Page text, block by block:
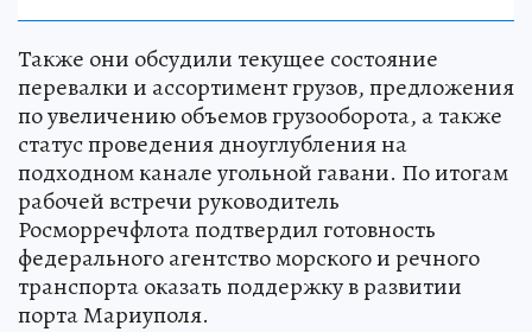
Также они обсудили текущее состояние
перевалки и ассортимент грузов, предложения
по увеличению объемов грузооборота, а также
статус проведения дноуглубления на
подходном канале угольной гавани. По итогам
рабочей встречи руководитель
Росморречфлота подтвердил готовность
федерального агентство морского и речного
транспорта оказать поддержку в развитии
порта Мариуполя.